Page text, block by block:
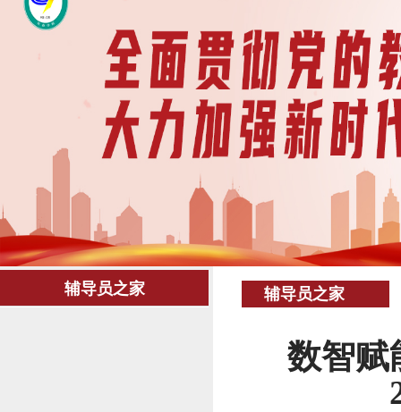
辅导员之家 辅导员之家
数智